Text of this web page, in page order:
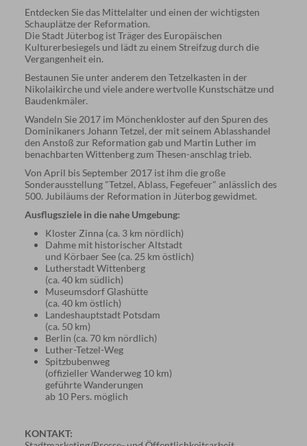
Entdecken Sie das Mittelalter und einen der wichtigsten
Schauplätze der Reformation.
Die Stadt Jüterbog ist Träger des Europäischen
Kulturerbesiegels und lädt zu einem Streifzug durch die
Vergangenheit ein.
Bestaunen Sie unter anderem den Tetzelkasten in der
Nikolaikirche und viele andere wertvolle Kunstschätze und
Baudenkmäler.
Wandeln Sie 2017 im Mönchenkloster auf den Spuren des
Dominikaners Johann Tetzel, der mit seinem Ablasshandel
den Anstoß zur Reformation gab und Martin Luther im
benachbarten Wittenberg zum Thesen-anschlag trieb.
Von April bis September 2017 ist ihm die große
Sonderausstellung "Tetzel, Ablass, Fegefeuer" anlässlich des
500. Jubiläums der Reformation in Jüterbog gewidmet.
Ausflugsziele in die nahe Umgebung:
Kloster Zinna (ca. 3 km nördlich)
Dahme mit historischer Altstadt
und Körbaer See (ca. 25 km östlich)
Lutherstadt Wittenberg
(ca. 40 km südlich)
Museumsdorf Glashütte
(ca. 40 km östlich)
Landeshauptstadt Potsdam
(ca. 50 km)
Berlin (ca. 70 km nördlich)
Luther-Tetzel-Weg
Spitzbubenweg
(offizieller Wanderweg 10 km)
geführte Wanderungen
ab 10 Pers. möglich
KONTAKT: